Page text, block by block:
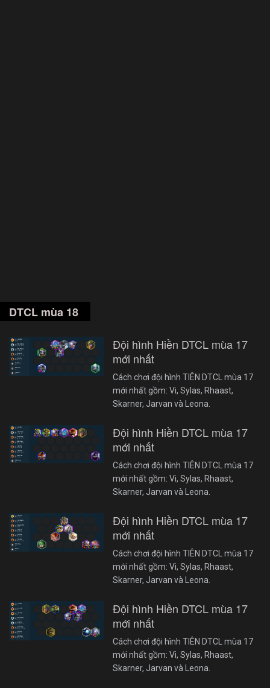
DTCL mùa 18
Đội hình Hiền DTCL mùa 17
mới nhất
Cách chơi đội hình TIÊN DTCL mùa 17
mới nhất gồm: Vi, Sylas, Rhaast,
Skarner, Jarvan và Leona.
Đội hình Hiền DTCL mùa 17
mới nhất
Cách chơi đội hình TIÊN DTCL mùa 17
mới nhất gồm: Vi, Sylas, Rhaast,
Skarner, Jarvan và Leona.
Đội hình Hiền DTCL mùa 17
mới nhất
Cách chơi đội hình TIÊN DTCL mùa 17
mới nhất gồm: Vi, Sylas, Rhaast,
Skarner, Jarvan và Leona.
Đội hình Hiền DTCL mùa 17
mới nhất
Cách chơi đội hình TIÊN DTCL mùa 17
mới nhất gồm: Vi, Sylas, Rhaast,
Skarner, Jarvan và Leona.